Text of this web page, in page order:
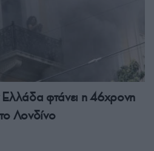
φτάνει η 46χρονη
Λονδίνο